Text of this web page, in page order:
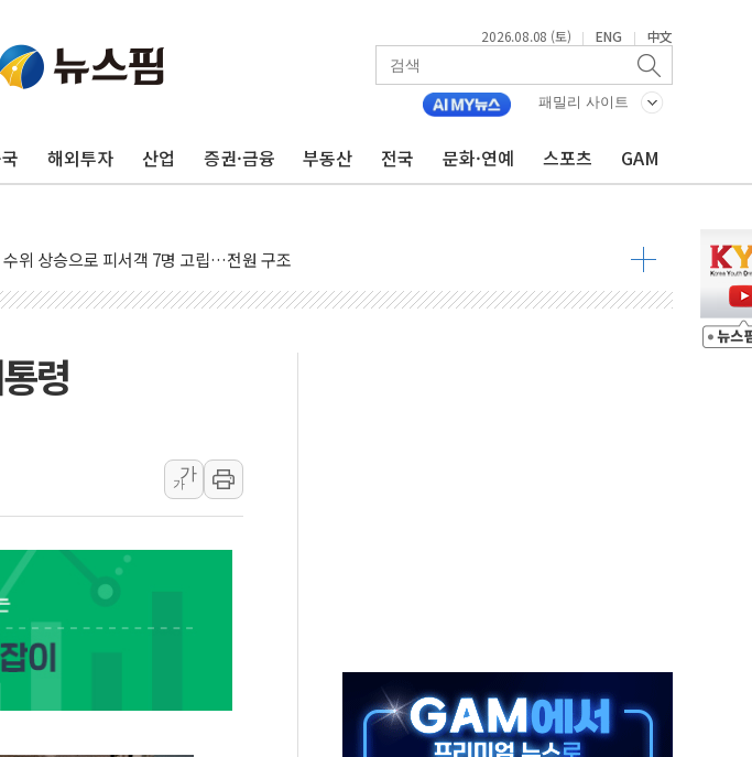
2026.08.08 (토) | ENG | 中文
패밀리 사이트
해외투자 산업 증권·금융 부동산 전국 문화·연예 스포츠 GAM
재검토 지시…與 "적극 환영"·野 "졸속 국정"
사망 23명…정부, 비상대응기구 가동
, 수도 베이징도 부동산 규제 철폐
똥별 멍' 운영…페르세우스 유성우 관측
시간당 50mm 이상 폭우…호우경보 발효
능시험 오전 집중 편성…체감온도 38도 넘으면 중단
르기 방지법' 전면 재검토 지시
시간당 20~30mm 강한 비...가뭄 해소될 듯
지속…내륙 곳곳 소나기
택 검토, 민주당 스스로 원칙 뒤집는 것"
…청주·진천 35도, 곳곳 소나기
·공소청 출범…피해자들 '범죄 사각지대' 우려
보안 새판 짠다…'자율규제단체' 타진
천 경선 발표...김민석 '재역전' vs 정청래 '격차 확대'
금리 인상 우려 후퇴…S&P500 최고치
해임 재추진…"26일까지 의혹 소명" 요구
상 밖 부진에 연준 금리 인상 가능성 낮아지며 상승… STOXX 600 지수는 나흘 연속 최고치
령
가
가